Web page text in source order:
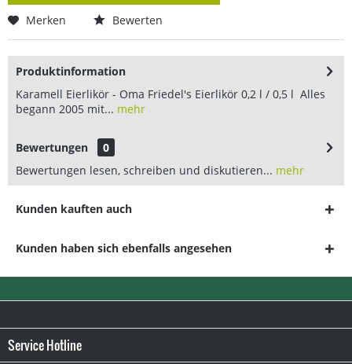
Merken Bewerten
Produktinformation
Karamell Eierlikör - Oma Friedel's Eierlikör 0,2 l / 0,5 l Alles
begann 2005 mit... mehr
Bewertungen
0
Bewertungen lesen, schreiben und diskutieren... mehr
Kunden kauften auch
Kunden haben sich ebenfalls angesehen
Service Hotline